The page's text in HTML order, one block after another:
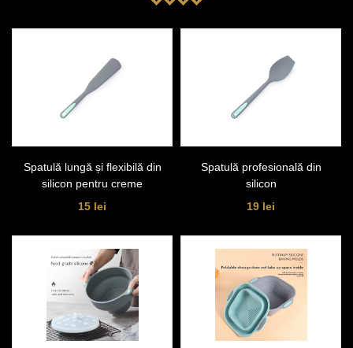
Spatulă lungă și flexibilă din
silicon pentru creme
15 lei
Spatulă profesională din
silicon
19 lei